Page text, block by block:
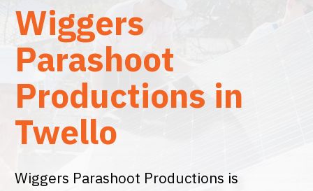
Wiggers
Parashoot
Productions in
Twello
Wiggers Parashoot Productions is